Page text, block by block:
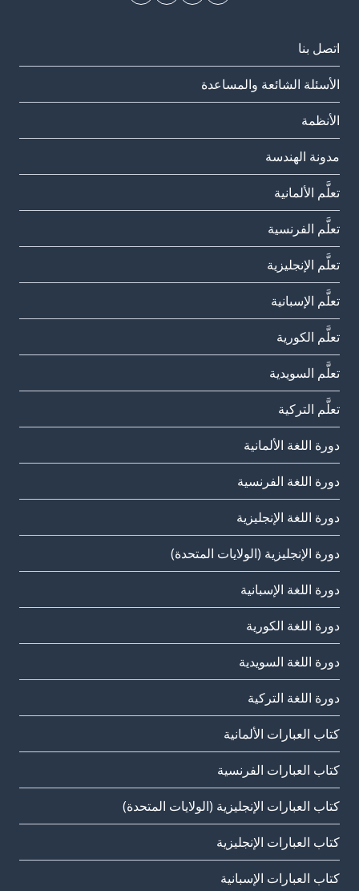
اتصل بنا
الأسئلة الشائعة والمساعدة
الأنظمة
مدونة الهندسة
تعلَّم الألمانية
تعلَّم الفرنسية
تعلَّم الإنجليزية
تعلَّم الإسبانية
تعلَّم الكورية
تعلَّم السويدية
تعلَّم التركية
دورة اللغة الألمانية
دورة اللغة الفرنسية
دورة اللغة الإنجليزية
دورة الإنجليزية (الولايات المتحدة)
دورة اللغة الإسبانية
دورة اللغة الكورية
دورة اللغة السويدية
دورة اللغة التركية
كتاب العبارات الألمانية
كتاب العبارات الفرنسية
كتاب العبارات الإنجليزية (الولايات المتحدة)
كتاب العبارات الإنجليزية
كتاب العبارات الإسبانية